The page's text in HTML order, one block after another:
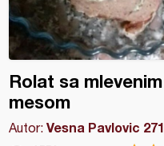
Rolat sa mlevenim
mesom
Autor: Vesna Pavlovic 271